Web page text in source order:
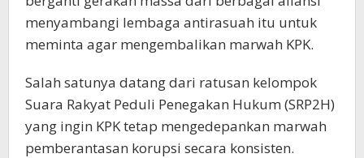
menyambangi lembaga antirasuah itu untuk
meminta agar mengembalikan marwah KPK.
Salah satunya datang dari ratusan kelompok
Suara Rakyat Peduli Penegakan Hukum (SRP2H)
yang ingin KPK tetap mengedepankan marwah
pemberantasan korupsi secara konsisten.